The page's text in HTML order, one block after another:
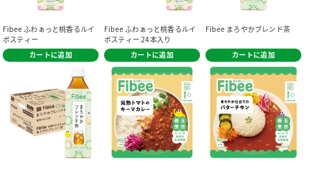
Fibee ふわぁっと桃香るルイ
ボスティー
カートに追加
Fibee ふわぁっと桃香るルイ
ボスティー 24本入り
カートに追加
Fibee まろやかブレンド茶
カートに追加